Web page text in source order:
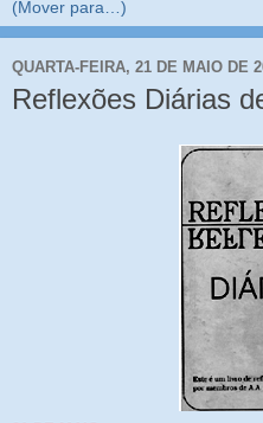
QUARTA-FEIRA, 21 DE MAIO DE
Reflexões Diárias